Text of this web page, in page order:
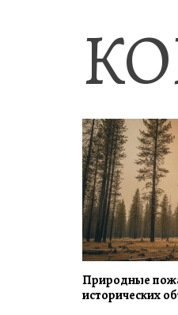
Природные
исторических